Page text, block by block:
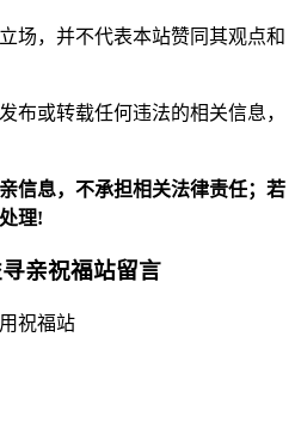
场，并不代表本站赞同其观点和
布或转载任何违法的相关信息，
信息，不承担相关法律责任；若
理!
亲祝福站留言
祝福站